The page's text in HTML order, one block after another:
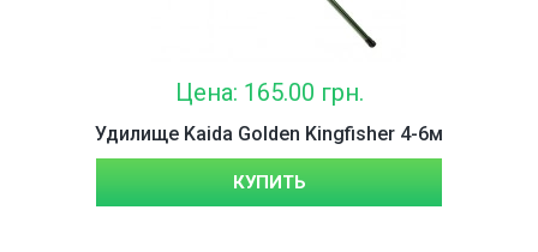
Цена: 165.00 грн.
Удилище Kaida Golden Kingfisher 4-6м
КУПИТЬ